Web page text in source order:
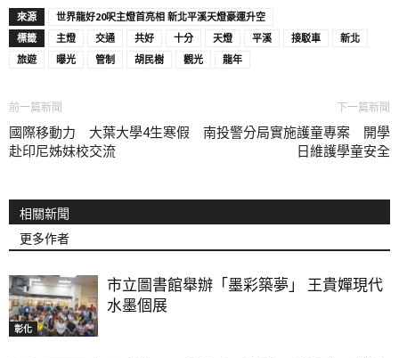
來源
世界龍好20呎主燈首亮相 新北平溪天燈豪運升空
標籤
主燈 交通 共好 十分 天燈 平溪 接駁車
新北
旅遊
曝光 管制 胡民樹 觀光 龍年
前一篇新聞
國際移動力 大葉大學4生寒假
赴印尼姊妹校交流
下一篇新聞
南投警分局實施護童專案 開學
日維護學童安全
相關新聞
更多作者
彰化
市立圖書館舉辦「墨彩築夢」 王貴嬋現代
水墨個展